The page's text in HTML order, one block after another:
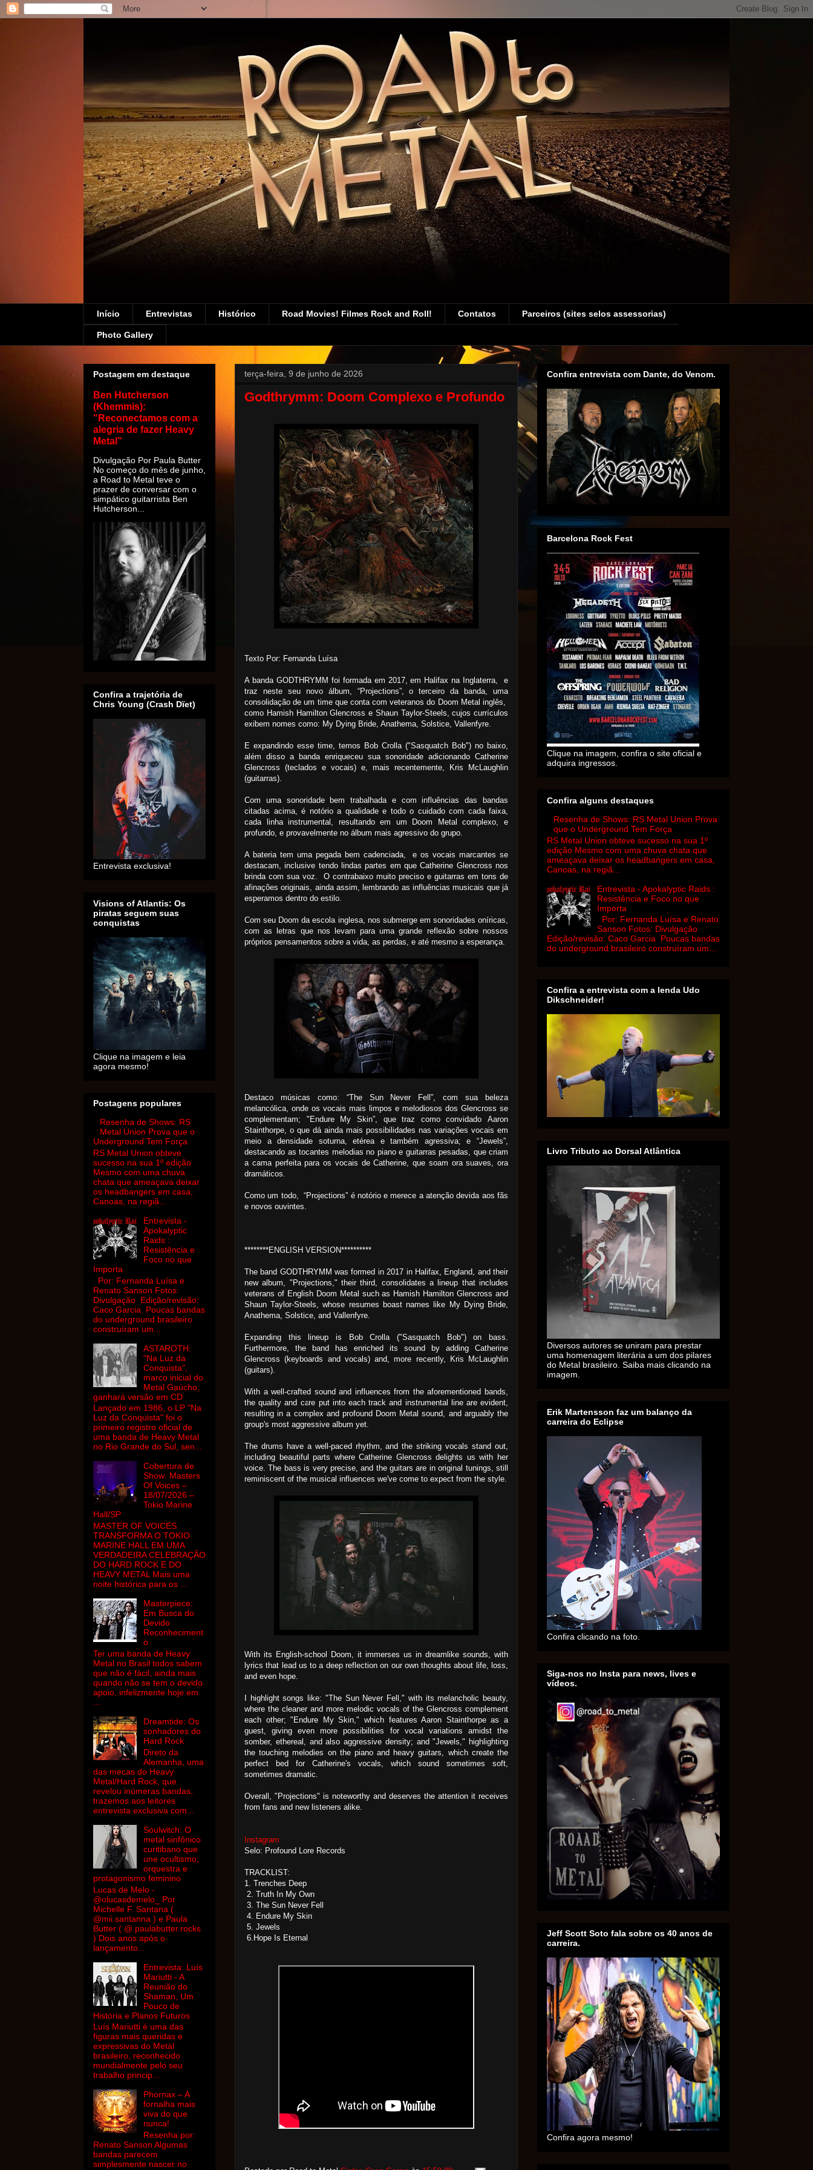
Início Entrevistas Histórico Road Movies! Filmes Rock and Roll! Contatos Parceiros (sites selos assessorias)
Photo Gallery
terça-feira, 9 de junho de 2026
Godthrymm: Doom Complexo e Profundo
Texto Por: Fernanda Luísa
A banda GODTHRYMM foi formada em 2017, em Halifax na Inglaterra, e
traz neste seu novo álbum, “Projections”, o terceiro da banda, uma
consolidação de um time que conta com veteranos do Doom Metal inglês,
como Hamish Hamilton Glencross e Shaun Taylor-Steels, cujos currículos
exibem nomes como: My Dying Bride, Anathema, Solstice, Vallenfyre.
E expandindo esse time, temos Bob Crolla ("Sasquatch Bob") no baixo,
além disso a banda enriqueceu sua sonoridade adicionando Catherine
Glencross (teclados e vocais) e, mais recentemente, Kris McLaughlin
(guitarras).
Com uma sonoridade bem trabalhada e com influências das bandas
citadas acima, é notório a qualidade e todo o cuidado com cada faixa,
cada linha instrumental, resultando em um Doom Metal complexo, e
profundo, e provavelmente no álbum mais agressivo do grupo.
A bateria tem uma pegada bem cadenciada, e os vocais marcantes se
destacam, inclusive tendo lindas partes em que Catherine Glencross nos
brinda com sua voz. O contrabaixo muito preciso e guitarras em tons de
afinações originais, ainda assim, lembrando as influências musicais que já
esperamos dentro do estilo.
Com seu Doom da escola inglesa, nos submerge em sonoridades oníricas,
com as letras que nos levam para uma grande reflexão sobre nossos
próprios pensamentos sobre a vida, as perdas, e até mesmo a esperança.
Destaco músicas como: “The Sun Never Fell”, com sua beleza
melancólica, onde os vocais mais limpos e melodiosos dos Glencross se
complementam; "Endure My Skin”, que traz como convidado Aaron
Stainthorpe, o que dá ainda mais possibilidades nas variações vocais em
meio a densidade soturna, etérea e também agressiva; e “Jewels”,
destacando as tocantes melodias no piano e guitarras pesadas, que criam
a cama perfeita para os vocais de Catherine, que soam ora suaves, ora
dramáticos.
Como um todo, “Projections” é notório e merece a atenção devida aos fãs
e novos ouvintes.
********ENGLISH VERSION**********
The band GODTHRYMM was formed in 2017 in Halifax, England, and their
new album, "Projections," their third, consolidates a lineup that includes
veterans of English Doom Metal such as Hamish Hamilton Glencross and
Shaun Taylor-Steels, whose resumes boast names like My Dying Bride,
Anathema, Solstice, and Vallenfyre.
Expanding this lineup is Bob Crolla ("Sasquatch Bob") on bass.
Furthermore, the band has enriched its sound by adding Catherine
Glencross (keyboards and vocals) and, more recently, Kris McLaughlin
(guitars).
With a well-crafted sound and influences from the aforementioned bands,
the quality and care put into each track and instrumental line are evident,
resulting in a complex and profound Doom Metal sound, and arguably the
group's most aggressive album yet.
The drums have a well-paced rhythm, and the striking vocals stand out,
including beautiful parts where Catherine Glencross delights us with her
voice. The bass is very precise, and the guitars are in original tunings, still
reminiscent of the musical influences we've come to expect from the style.
With its English-school Doom, it immerses us in dreamlike sounds, with
lyrics that lead us to a deep reflection on our own thoughts about life, loss,
and even hope.
I highlight songs like: "The Sun Never Fell," with its melancholic beauty,
where the cleaner and more melodic vocals of the Glencross complement
each other; "Endure My Skin," which features Aaron Stainthorpe as a
guest, giving even more possibilities for vocal variations amidst the
somber, ethereal, and also aggressive density; and "Jewels," highlighting
the touching melodies on the piano and heavy guitars, which create the
perfect bed for Catherine's vocals, which sound sometimes soft,
sometimes dramatic.
Overall, "Projections" is noteworthy and deserves the attention it receives
from fans and new listeners alike.
Instagram
Selo: Profound Lore Records
TRACKLIST:
1. Trenches Deep
2. Truth In My Own
3. The Sun Never Fell
4. Endure My Skin
5. Jewels
6.Hope Is Eternal
Postagem em destaque
Ben Hutcherson
(Khemmis):
"Reconectamos com a
alegria de fazer Heavy
Metal”
Divulgação Por Paula Butter
No começo do mês de junho,
a Road to Metal teve o
prazer de conversar com o
simpático guitarrista Ben
Hutcherson...
Confira a trajetória de
Chris Young (Crash Dïet)
Entrevista exclusiva!
Visions of Atlantis: Os
piratas seguem suas
conquistas
Clique na imagem e leia
agora mesmo!
Postagens populares
Resenha de Shows: RS
Metal Union Prova que o
Underground Tem Força
RS Metal Union obteve
sucesso na sua 1º edição
Mesmo com uma chuva
chata que ameaçava deixar
os headbangers em casa,
Canoas, na regiã...
Entrevista -
Apokalyptic
Raids :
Resistência e
Foco no que
Importa
Por: Fernanda Luísa e
Renato Sanson Fotos:
Divulgação Edição/revisão:
Caco Garcia Poucas bandas
do underground brasileiro
construíram um...
ASTAROTH:
"Na Luz da
Conquista",
marco inicial do
Metal Gaúcho,
ganhará versão em CD
Lançado em 1986, o LP "Na
Luz da Conquista" foi o
primeiro registro oficial de
uma banda de Heavy Metal
no Rio Grande do Sul, sen...
Cobertura de
Show: Masters
Of Voices –
18/07/2026 –
Tokio Marine
Hall/SP
MASTER OF VOICES
TRANSFORMA O TOKIO
MARINE HALL EM UMA
VERDADEIRA CELEBRAÇÃO
DO HARD ROCK E DO
HEAVY METAL Mais uma
noite histórica para os ...
Masterpiece:
Em Busca do
Devido
Reconheciment
o
Ter uma banda de Heavy
Metal no Brasil todos sabem
que não é fácil, ainda mais
quando não se tem o devido
apoio, infelizmente hoje em
Dreamtide: Os
sonhadores do
Hard Rock
Direto da
Alemanha, uma
das mecas do Heavy
Metal/Hard Rock, que
revelou inúmeras bandas,
trazemos aos leitores
entrevista exclusiva com...
Soulwitch: O
metal sinfônico
curitibano que
une ocultismo,
orquestra e
protagonismo feminino
Lucas de Melo -
@olucasdemelo_ Por
Michelle F. Santana (
@mii.santanna ) e Paula
Butter ( @ paulabutter.rocks
) Dois anos após o
lançamento...
Entrevista: Luís
Mariutti - A
Reunião do
Shaman, Um
Pouco de
História e Planos Futuros
Luís Mariutti é uma das
figuras mais queridas e
expressivas do Metal
brasileiro, reconhecido
mundialmente pelo seu
trabalho princip...
Phornax – A
fornalha mais
viva do que
nunca!
Resenha por:
Renato Sanson Algumas
bandas parecem
simplesmente nascer no
Confira entrevista com Dante, do Venom.
Barcelona Rock Fest
Clique na imagem, confira o site oficial e
adquira ingressos.
Confira alguns destaques
Resenha de Shows: RS Metal Union Prova
que o Underground Tem Força
RS Metal Union obteve sucesso na sua 1º
edição Mesmo com uma chuva chata que
ameaçava deixar os headbangers em casa,
Canoas, na regiã...
Entrevista - Apokalyptic Raids :
Resistência e Foco no que
Importa
Por: Fernanda Luísa e Renato
Sanson Fotos: Divulgação
Edição/revisão: Caco Garcia Poucas bandas
do underground brasileiro construíram um...
Confira a entrevista com a lenda Udo
Dikschneider!
Livro Tributo ao Dorsal Atlântica
Diversos autores se uniram para prestar
uma homenagem literária a um dos pilares
do Metal brasileiro. Saiba mais clicando na
imagem.
Erik Martensson faz um balanço da
carreira do Eclipse
Confira clicando na foto.
Siga-nos no Insta para news, lives e
vídeos.
Jeff Scott Soto fala sobre os 40 anos de
carreira.
Confira agora mesmo!